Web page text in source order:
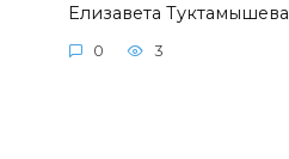
Елизавета Туктамышева
0 3